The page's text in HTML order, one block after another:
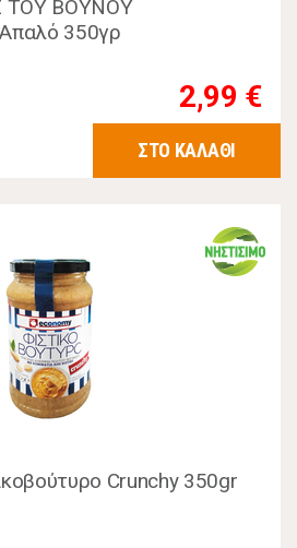
ΤΟΥ ΒΟΥΝΟΥ
350γρ
2,99 €
ΣΤΟ ΚΑΛΑΘΙ
Crunchy 350gr